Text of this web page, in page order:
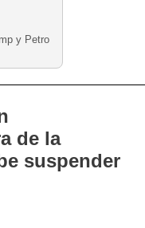
y Petro
de la
suspender